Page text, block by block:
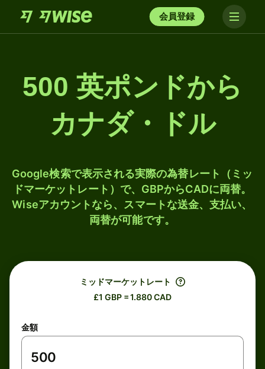
会員登録
500 英ポンドから
カナダ・ドル
Google検索で表示される実際の為替レート（ミッ
ドマーケットレート）で、GBPからCADに両替。
Wiseアカウントなら、スマートな送金、支払い、
両替が可能です。
ミッドマーケットレート
£1 GBP = 1.880 CAD
金額